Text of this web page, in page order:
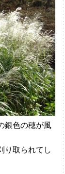
銀色の穂が風
り取られてし